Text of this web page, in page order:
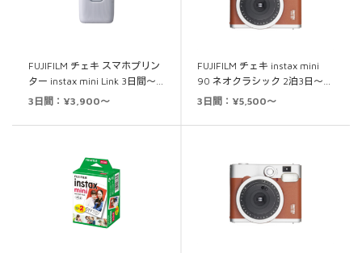
FUJIFILM チェキ スマホプリン
ター instax mini Link 3日間～…
3日間：¥3,900～
FUJIFILM チェキ instax mini
90 ネオクラシック 2泊3日～…
3日間：¥5,500～